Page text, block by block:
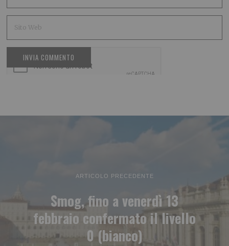
ARTICOLO PRECEDENTE
Smog, fino a venerdì 13
febbraio confermato il livello
0 (bianco)